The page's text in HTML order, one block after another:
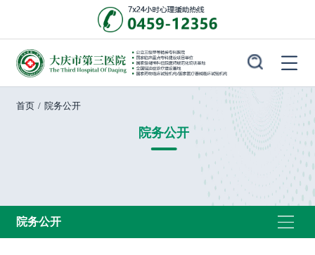
首页 / 院务公开
院务公开
院务公开